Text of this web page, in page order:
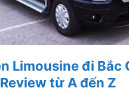
Limousine đi Bắc
từ A đến Z